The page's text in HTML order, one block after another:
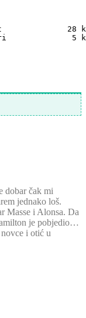
28
5
dobar čak mi
jednako loš.
Masse i Alonsa. Da
je pobjedio…
i otić u